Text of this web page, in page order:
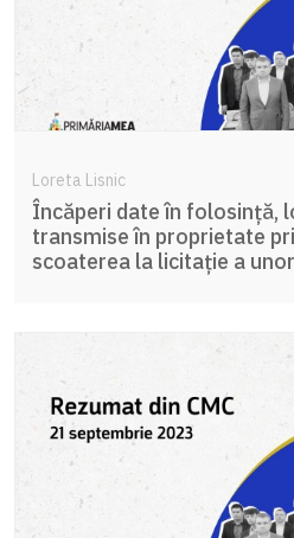
Loreta Lisnic
Încăperi date în folosință,
transmise în proprietate
scoaterea la licitație a